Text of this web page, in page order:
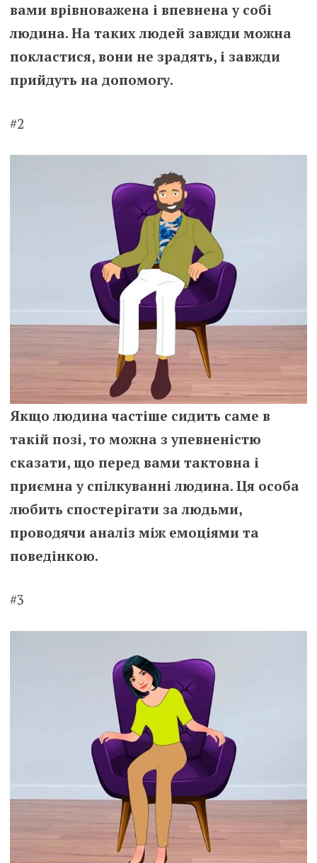
вами врівноважена і впевнена у собі
людина. На таких людей завжди можна
покластися, вони не зрадять, і завжди
прийдуть на допомогу.
#2
Якщо людина частіше сидить саме в
такій позі, то можна з упевненістю
сказати, що перед вами тактовна і
приємна у спілкуванні людина. Ця особа
любить спостерігати за людьми,
проводячи аналіз між емоціями та
поведінкою.
#3